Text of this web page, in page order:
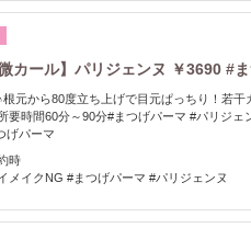
カール】パリジェンヌ ￥3690 #
根元から80度立ち上げで目元ぱっちり！若
要時間60分～90分#まつげパーマ #パリジェ
げパーマ
時
メイクNG #まつげパーマ #パリジェンヌ